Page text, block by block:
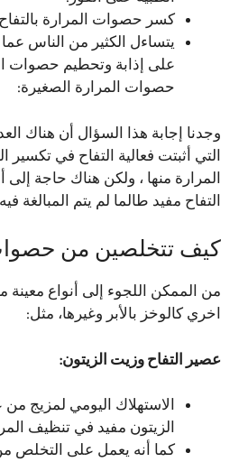
كسر حصوات المرارة
يتساءل الكثير من الناس عما
على إذابة وتحطيم حصوات
حصوات المرارة الصغيرة:
وجدنا إجابة هذا السؤال أن هناك
التي أثبتت فعالية التفاح في
المرارة منها ، ولكن هناك حاجة
التفاح مفيد طالما لم يتم المبالغة
كيف تتخلصين من
من الممكن اللجوء إلى أنواع
اخري كالوخز بالأبر وغيرها، مثل:
عصير التفاح وزيت الزيتون:
الاستهلاك اليومي لمزيج
الزيتون مفيد في تنظيف
كما أنه يعمل على التخلص